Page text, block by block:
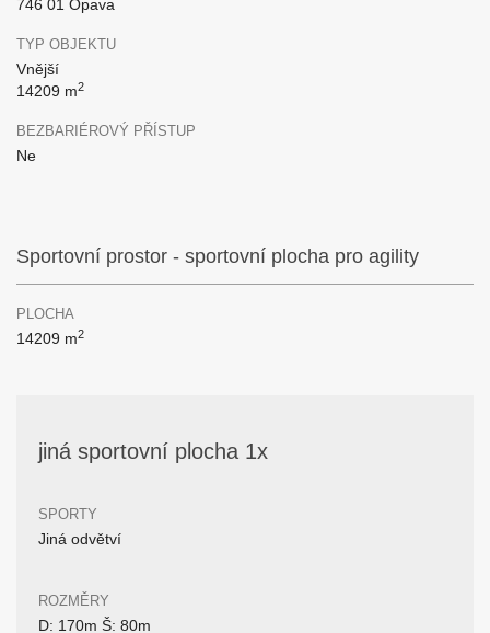
746 01 Opava
TYP OBJEKTU
Vnější
14209 m2
BEZBARIÉROVÝ PŘÍSTUP
Ne
Sportovní prostor - sportovní plocha pro agility
PLOCHA
14209 m2
jiná sportovní plocha 1x
SPORTY
Jiná odvětví
ROZMĚRY
D: 170m Š: 80m